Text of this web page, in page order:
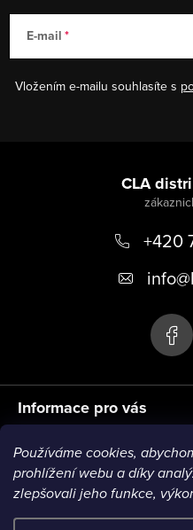
Používáme cookies,
prohlížení webu a díky
zlepšovali jeho funkce,
E-mail
Vložením e-mailu souhlasíte s
Informace pro vás
CLA
+420
info@
Blog